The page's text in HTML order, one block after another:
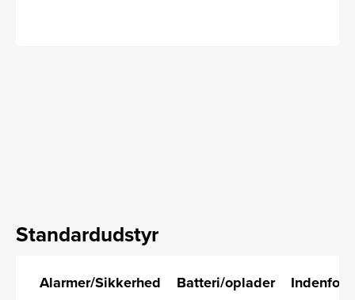
Standardudstyr
Alarmer/Sikkerhed Batteri/oplader Indenfor